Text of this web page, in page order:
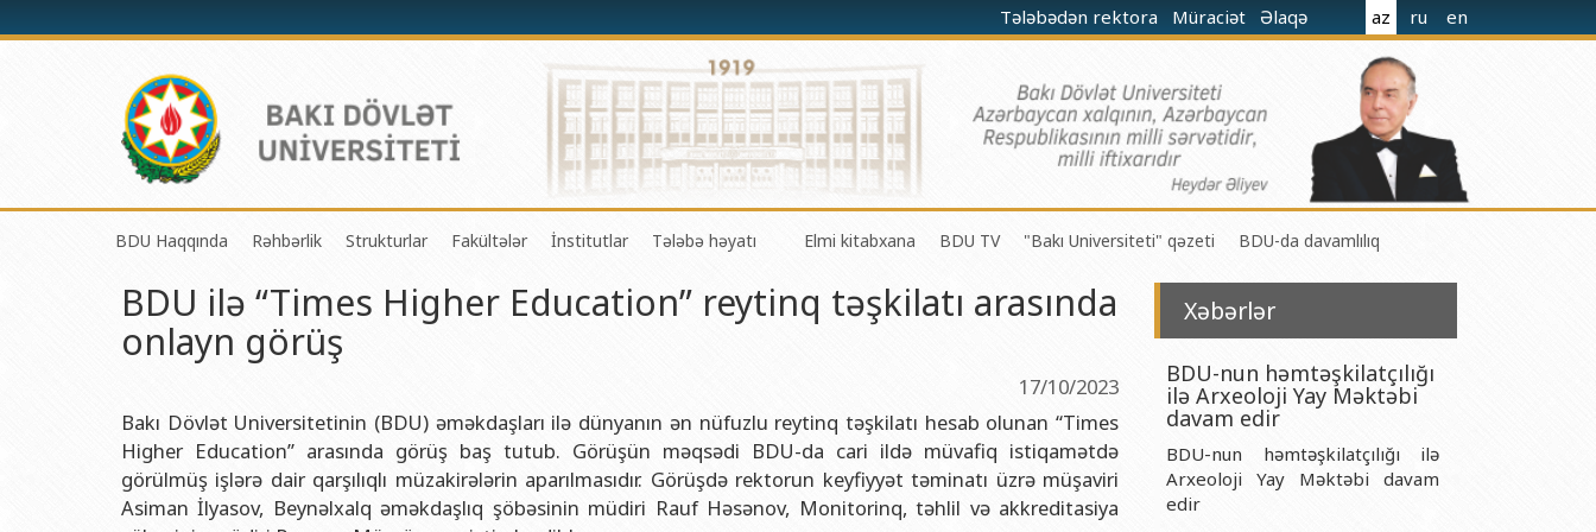
Tələbədən rektora Müraciət Əlaqə az ru en
BDU Haqqında
BDU-nun tarixi
BDU-nun Missiya və Strateji inkişaf planı
Akkreditasiya haqqında Sertifikat
BDU-nun üzv olduğu beynəlxalq təşkilatlar
BDU-nun qrant layihələri
Rəhbərlik
Rektor
Prorektorlar
Dekanlar
Həmkarlar İttifaqı Komitəsi
Tədris Metodiki Şura
Strukturlar
Tədrisin təşkili və idarə olunması Mərkəzi
Beynəlxalq əlaqələr şöbəsi
Xarici tələbələrlə iş şöbəsi
İctimaiyyətlə əlaqələr və informasiya şöbəsi
Fakültələr
Mexanika-riyaziyyat fakültəsi
Kimya fakültəsi
Biologiya fakültəsi
Ekologiya və torpaqşünaslıq fakültəsi
İnstitutlar
Fizika problemləri Elmi-Tədqiqat İnstitutu
Azərbaycan Respublikasının Elm və Təhsil Nazirliyinin akademik M.Nağıyev adına Kataliz və Qeyri-üzvi Kimya İnstitutu
Azərbaycan Respublikasının Elm və Təhsil Nazirliyinin Riyaziyyat və Mexanika İnstitutu
Azərbaycan Respublikasının Elm və Təhsil Nazirliyinin Molekulyar Biologiya və Biotexnologiyalar İnstitutu
Tələbə həyatı
Gənc Alimlər Şurası
SABAH qrupları haqqında
Elmi kitabxana BDU TV "Bakı Universiteti" qəzeti BDU-da davamlılıq
BDU ilə “Times Higher Education” reytinq təşkilatı arasında
onlayn görüş
17/10/2023
Bakı Dövlət Universitetinin (BDU) əməkdaşları ilə dünyanın ən nüfuzlu reytinq təşkilatı hesab olunan “Times
Higher Education” arasında görüş baş tutub. Görüşün məqsədi BDU-da cari ildə müvafiq istiqamətdə
görülmüş işlərə dair qarşılıqlı müzakirələrin aparılmasıdır. Görüşdə rektorun keyfiyyət təminatı üzrə müşaviri
Asiman İlyasov, Beynəlxalq əməkdaşlıq şöbəsinin müdiri Rauf Həsənov, Monitorinq, təhlil və akkreditasiya
Xəbərlər
BDU-nun həmtəşkilatçılığı
ilə Arxeoloji Yay Məktəbi
davam edir
BDU-nun həmtəşkilatçılığı ilə
Arxeoloji Yay Məktəbi davam
edir